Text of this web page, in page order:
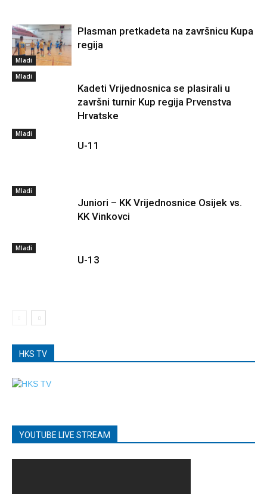
Mladi
Plasman pretkadeta na završnicu Kupa
regija
Mladi
Kadeti Vrijednosnica se plasirali u
završni turnir Kup regija Prvenstva
Hrvatske
Mladi
U-11
Mladi
Juniori – KK Vrijednosnice Osijek vs.
KK Vinkovci
Mladi
U-13
HKS TV
YOUTUBE LIVE STREAM